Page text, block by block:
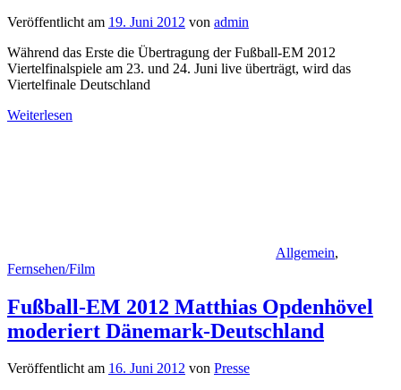
Veröffentlicht am 19. Juni 2012 von admin
Während das Erste die Übertragung der Fußball-EM 2012
Viertelfinalspiele am 23. und 24. Juni live überträgt, wird das
Viertelfinale Deutschland
Weiterlesen
Allgemein,
Fernsehen/Film
Fußball-EM 2012 Matthias Opdenhövel
moderiert Dänemark-Deutschland
Veröffentlicht am 16. Juni 2012 von Presse